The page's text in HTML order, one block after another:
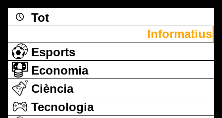
Tot
Informatius
Esports
Economia
Ciència
Tecnologia